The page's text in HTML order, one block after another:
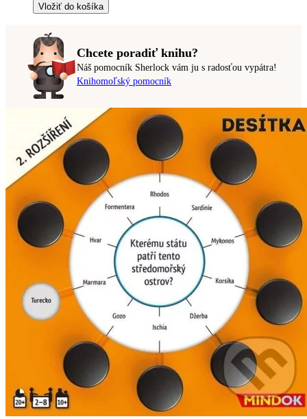
Vložiť do košíka
Chcete poradiť knihu?
Náš pomocník Sherlock vám ju s radosťou vypátra!
Knihomoľský pomocník